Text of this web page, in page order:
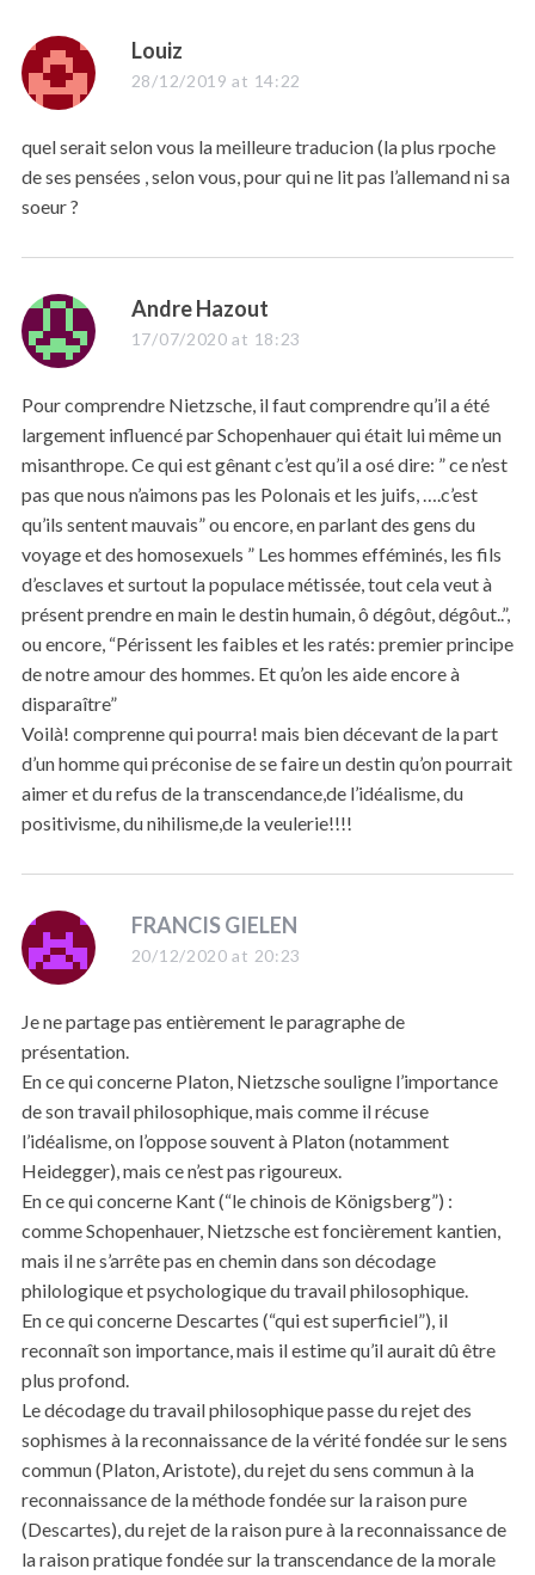
s
a
s
:
Louiz
28/12/2019 at 14:22
quel serait selon vous la meilleure traducion (la plus rpoche
de ses pensées , selon vous, pour qui ne lit pas l’allemand ni sa
soeur ?
s
a
s
:
Andre Hazout
17/07/2020 at 18:23
Pour comprendre Nietzsche, il faut comprendre qu’il a été
largement influencé par Schopenhauer qui était lui même un
misanthrope. Ce qui est gênant c’est qu’il a osé dire: ” ce n’est
pas que nous n’aimons pas les Polonais et les juifs, ….c’est
qu’ils sentent mauvais” ou encore, en parlant des gens du
voyage et des homosexuels ” Les hommes efféminés, les fils
d’esclaves et surtout la populace métissée, tout cela veut à
présent prendre en main le destin humain, ô dégôut, dégôut..”,
ou encore, “Périssent les faibles et les ratés: premier principe
de notre amour des hommes. Et qu’on les aide encore à
disparaître”
Voilà! comprenne qui pourra! mais bien décevant de la part
d’un homme qui préconise de se faire un destin qu’on pourrait
aimer et du refus de la transcendance,de l’idéalisme, du
positivisme, du nihilisme,de la veulerie!!!!
s
a
s
FRANCIS GIELEN
20/12/2020 at 20:23
Je ne partage pas entièrement le paragraphe de
présentation.
En ce qui concerne Platon, Nietzsche souligne l’importance
de son travail philosophique, mais comme il récuse
l’idéalisme, on l’oppose souvent à Platon (notamment
Heidegger), mais ce n’est pas rigoureux.
En ce qui concerne Kant (“le chinois de Königsberg”) :
comme Schopenhauer, Nietzsche est foncièrement kantien,
mais il ne s’arrête pas en chemin dans son décodage
philologique et psychologique du travail philosophique.
En ce qui concerne Descartes (“qui est superficiel”), il
reconnaît son importance, mais il estime qu’il aurait dû être
plus profond.
Le décodage du travail philosophique passe du rejet des
sophismes à la reconnaissance de la vérité fondée sur le sens
commun (Platon, Aristote), du rejet du sens commun à la
reconnaissance de la méthode fondée sur la raison pure
(Descartes), du rejet de la raison pure à la reconnaissance de
la raison pratique fondée sur la transcendance de la morale